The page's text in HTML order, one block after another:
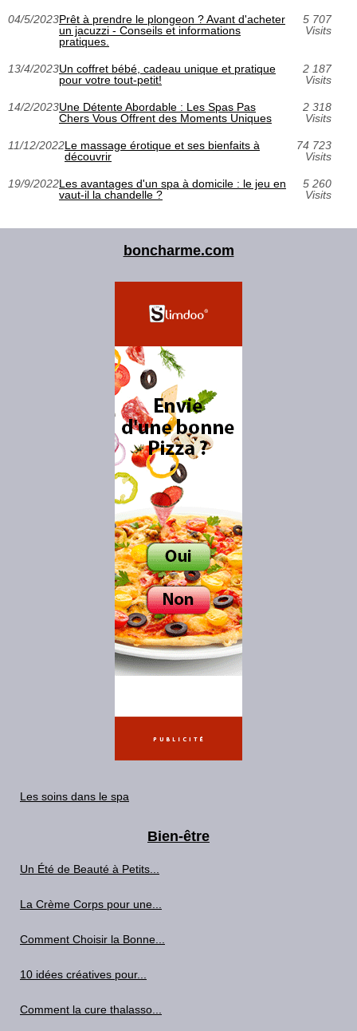
04/5/2023Prêt à prendre le plongeon ? Avant d'acheter
un jacuzzi - Conseils et informations
pratiques.
5 707
Visits
13/4/2023Un coffret bébé, cadeau unique et pratique
pour votre tout-petit!
2 187
Visits
14/2/2023Une Détente Abordable : Les Spas Pas
Chers Vous Offrent des Moments Uniques
2 318
Visits
11/12/2022Le massage érotique et ses bienfaits à
découvrir
74 723
Visits
19/9/2022Les avantages d'un spa à domicile : le jeu en
vaut-il la chandelle ?
5 260
Visits
boncharme.com
Les soins dans le spa
Bien-être
Un Été de Beauté à Petits...
La Crème Corps pour une...
Comment Choisir la Bonne...
10 idées créatives pour...
Comment la cure thalasso...